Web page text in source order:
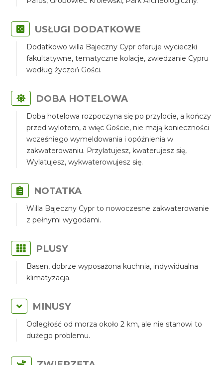
USŁUGI DODATKOWE
Dodatkowo willa Bajeczny Cypr oferuje wycieczki
fakultatywne, tematyczne kolacje, zwiedzanie Cypru
według życzeń Gości.
DOBA HOTELOWA
Doba hotelowa rozpoczyna się po przylocie, a kończy
przed wylotem, a więc Goście, nie mają konieczności
wcześniego wymeldowania i opóźnienia w
zakwaterowaniu. Przylatujesz, kwaterujesz się,
Wylatujesz, wykwaterowujesz się.
NOTATKA
Willa Bajeczny Cypr to nowoczesne zakwaterowanie
z pełnymi wygodami.
PLUSY
Basen, dobrze wyposażona kuchnia, indywidualna
klimatyzacja.
MINUSY
Odległość od morza około 2 km, ale nie stanowi to
dużego problemu.